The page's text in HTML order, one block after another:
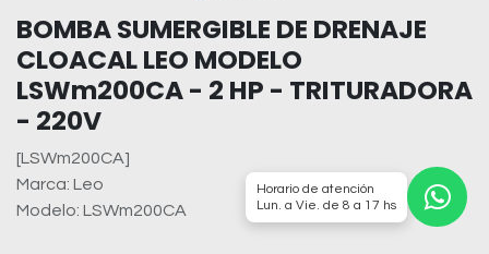
BOMBA SUMERGIBLE DE DRENAJE
CLOACAL LEO MODELO
LSWm200CA - 2 HP - TRITURADORA
- 220V
[LSWm200CA]
Marca: Leo
Modelo: LSWm200CA
Horario de atención
Lun. a Vie. de 8 a 17 hs